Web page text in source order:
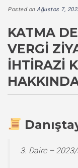
Posted on Ağustos 7,
KATMA
VERGI
İHTIRAZI
3. Daire –